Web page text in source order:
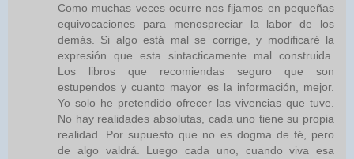
Como muchas veces ocurre nos fijamos en pequeñas
equivocaciones para menospreciar la labor de los
demás. Si algo está mal se corrige, y modificaré la
expresión que esta sintacticamente mal construida.
Los libros que recomiendas seguro que son
estupendos y cuanto mayor es la información, mejor.
Yo solo he pretendido ofrecer las vivencias que tuve.
No hay realidades absolutas, cada uno tiene su propia
realidad. Por supuesto que no es dogma de fé, pero
de algo valdrá. Luego cada uno, cuando viva esa